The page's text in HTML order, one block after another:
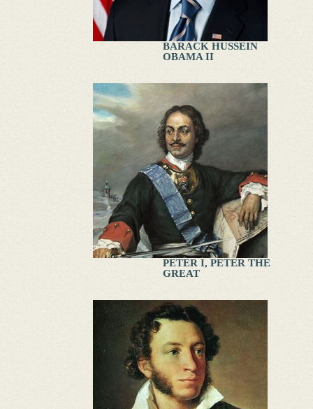
BARACK HUSSEIN
OBAMA II
PETER I, PETER THE
GREAT